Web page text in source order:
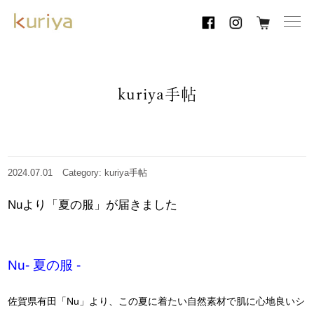
kuriya手帖
2024.07.01 Category: kuriya手帖
Nuより「夏の服」が届きました
Nu‐ 夏の服 ‐
佐賀県有田「Nu」より、この夏に着たい自然素材で肌に心地良いシ